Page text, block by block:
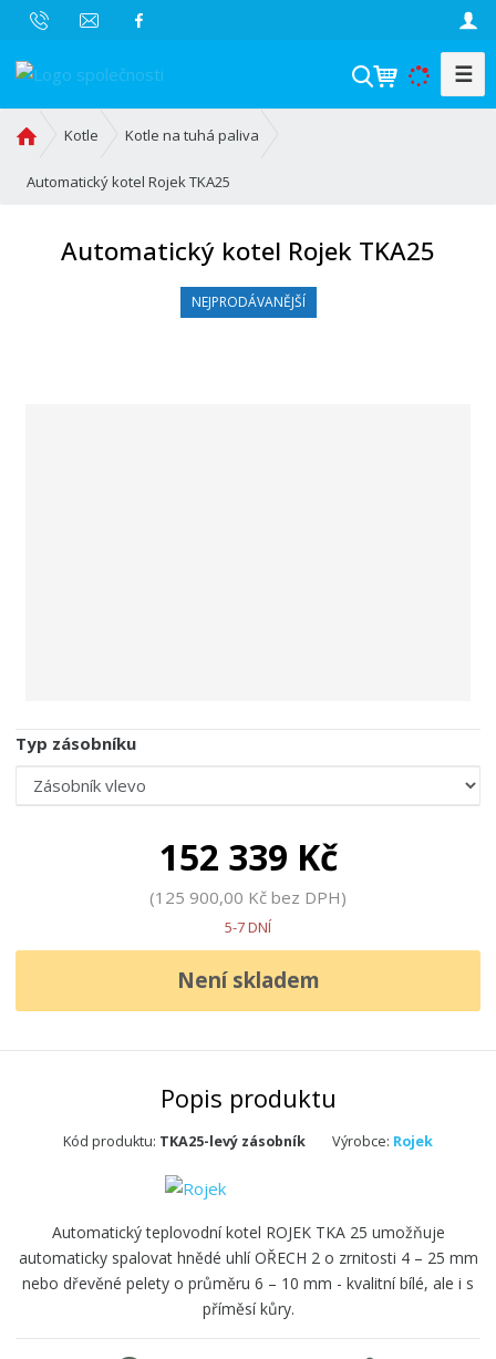
V
a
t
☰
o
Kotle Kotle na tuhá paliva
Automatický kotel Rojek TKA25
Automatický kotel Rojek TKA25
NEJPRODÁVANĚJŠÍ
Typ zásobníku
152 339 Kč
125 900,00 Kč bez DPH
5-7 DNÍ
Není skladem
Popis produktu
Kód produktu: TKA25-levý zásobník Výrobce: Rojek
Automatický teplovodní kotel ROJEK TKA 25 umožňuje
automaticky spalovat hnědé uhlí OŘECH 2 o zrnitosti 4 – 25 mm
nebo dřevěné pelety o průměru 6 – 10 mm - kvalitní bílé, ale i s
příměsí kůry.